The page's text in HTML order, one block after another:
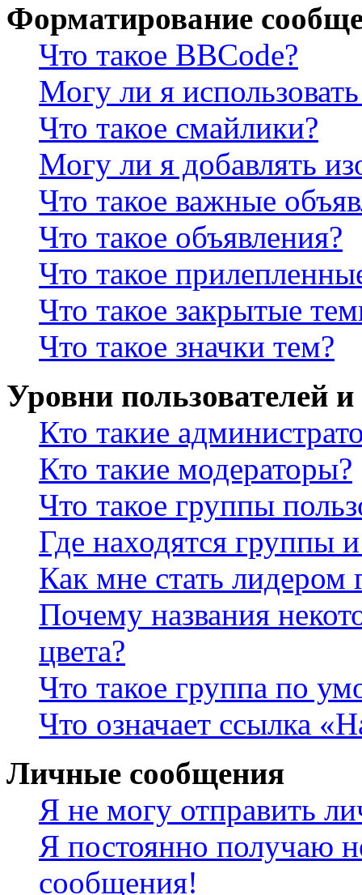
Форматирование
Что такое BBCode?
Могу ли я
Что такое смайлики?
Могу ли я добавлять
Что такое важные
Что такое объявления?
Что такое
Что такое закрытые
Что такое значки тем?
Уровни пользователей
Кто такие
Кто такие модераторы?
Что такое группы
Где находятся группы
Как мне стать лидером
Почему названия
цвета?
Что такое группа по
Что означает ссылка
Личные сообщения
Я не могу отправить
Я постоянно получаю
сообщения!